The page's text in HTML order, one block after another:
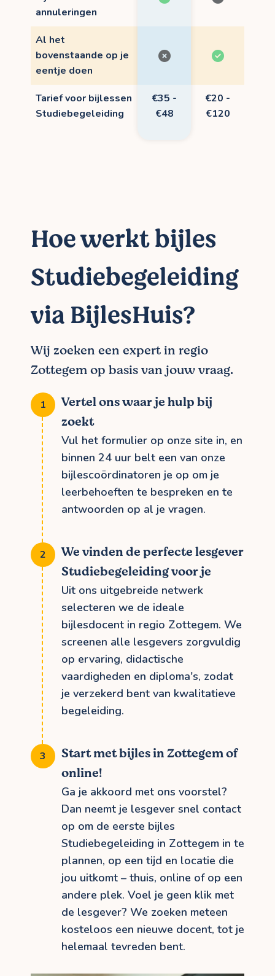
annuleringen
Al het
bovenstaande op je
eentje doen
Tarief voor bijlessen
Studiebegeleiding
€35 -
€48
€20 -
€120
Hoe werkt bijles
Studiebegeleiding
via BijlesHuis?
Wij zoeken een expert in regio
Zottegem op basis van jouw vraag.
Vertel ons waar je hulp bij
zoekt
Vul het formulier op onze site in, en
binnen 24 uur belt een van onze
bijlescoördinatoren je op om je
leerbehoeften te bespreken en te
antwoorden op al je vragen.
We vinden de perfecte lesgever
Studiebegeleiding voor je
Uit ons uitgebreide netwerk
selecteren we de ideale
bijlesdocent in regio Zottegem. We
screenen alle lesgevers zorgvuldig
op ervaring, didactische
vaardigheden en diploma's, zodat
je verzekerd bent van kwalitatieve
begeleiding.
Start met bijles in Zottegem of
online!
Ga je akkoord met ons voorstel?
Dan neemt je lesgever snel contact
op om de eerste bijles
Studiebegeleiding in Zottegem in te
plannen, op een tijd en locatie die
jou uitkomt – thuis, online of op een
andere plek. Voel je geen klik met
de lesgever? We zoeken meteen
kosteloos een nieuwe docent, tot je
helemaal tevreden bent.